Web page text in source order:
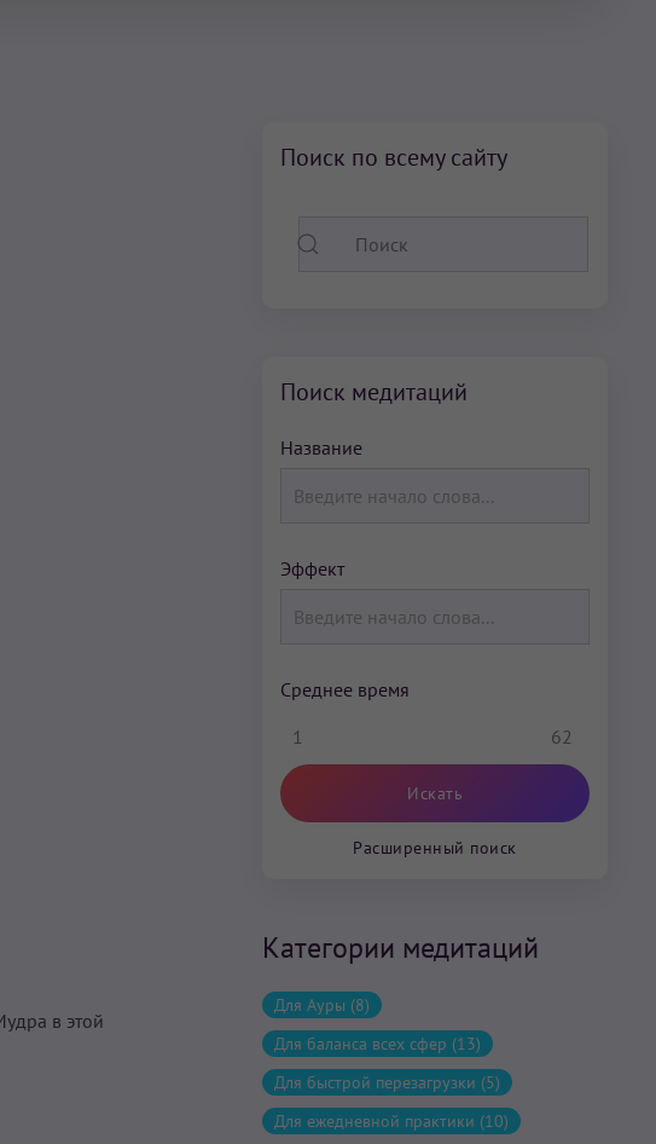
в этой
Поиск по всему сайту
Поиск медитаций
Название
Эффект
Среднее время
1
62
Расширенный поиск
Категории медитаций
Для Ауры (8)
Для баланса всех сфер (13)
Для быстрой перезагрузки (5)
Для ежедневной практики (10)